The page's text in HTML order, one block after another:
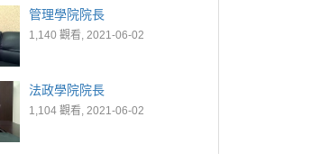
管理學院院長
1,140 觀看, 2021-06-02
法政學院院長
1,104 觀看, 2021-06-02